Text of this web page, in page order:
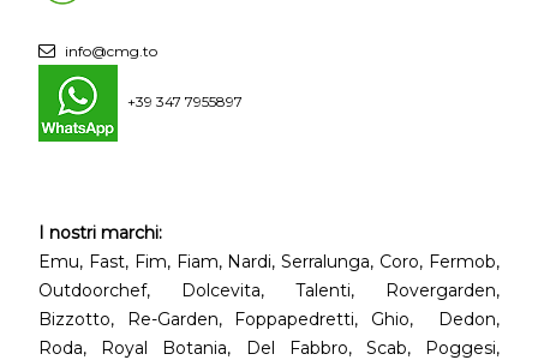
info@cmg.to
+39 347 7955897
I nostri marchi:
Emu, Fast, Fim, Fiam, Nardi, Serralunga, Coro, Fermob,
Outdoorchef, Dolcevita, Talenti, Rovergarden,
Bizzotto, Re-Garden, Foppapedretti, Ghio, Dedon,
Roda, Royal Botania, Del Fabbro, Scab, Poggesi,